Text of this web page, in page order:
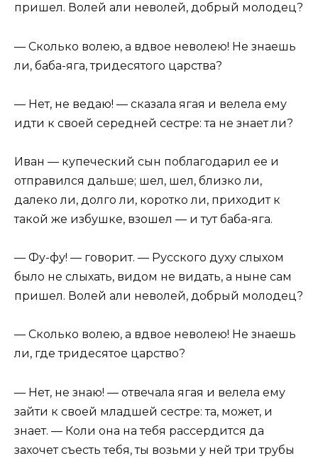
пришел. Волей али неволей, добрый молодец?
— Сколько волею, а вдвое неволею! Не знаешь
ли, баба-яга, тридесятого царства?
— Нет, не ведаю! — сказала ягая и велела ему
идти к своей середней сестре: та не знает ли?
Иван — купеческий сын поблагодарил ее и
отправился дальше; шел, шел, близко ли,
далеко ли, долго ли, коротко ли, приходит к
такой же избушке, взошел — и тут баба-яга.
— Фу-фу! — говорит. — Русского духу слыхом
было не слыхать, видом не видать, а ныне сам
пришел. Волей али неволей, добрый молодец?
— Сколько волею, а вдвое неволею! Не знаешь
ли, где тридесятое царство?
— Нет, не знаю! — отвечала ягая и велела ему
зайти к своей младшей сестре: та, может, и
знает. — Коли она на тебя рассердится да
захочет съесть тебя, ты возьми у ней три трубы